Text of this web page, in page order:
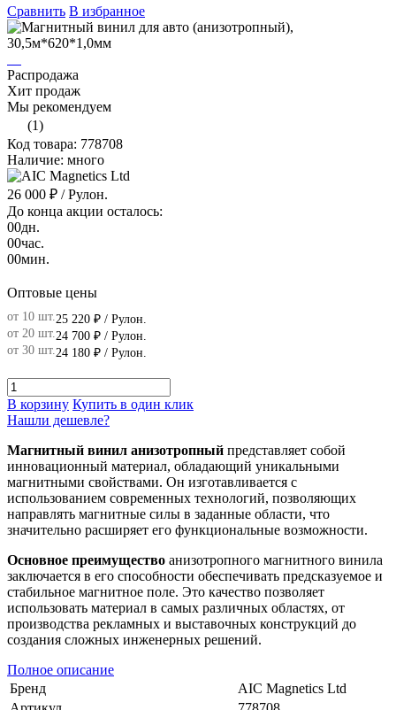
Сравнить В избранное
Распродажа
Хит продаж
Мы рекомендуем
(1)
Код товара: 778708
Наличие: много
26 000 ₽ / Рулон.
До конца акции осталось:
00дн.
00час.
00мин.
Оптовые цены
от 10 шт. 25 220 ₽ / Рулон.
от 20 шт. 24 700 ₽ / Рулон.
от 30 шт. 24 180 ₽ / Рулон.
В корзину Купить в один клик
Нашли дешевле?
Магнитный винил анизотропный представляет собой
инновационный материал, обладающий уникальными
магнитными свойствами. Он изготавливается с
использованием современных технологий, позволяющих
направлять магнитные силы в заданные области, что
значительно расширяет его функциональные возможности.
Основное преимущество анизотропного магнитного винила
заключается в его способности обеспечивать предсказуемое и
стабильное магнитное поле. Это качество позволяет
использовать материал в самых различных областях, от
производства рекламных и выставочных конструкций до
создания сложных инженерных решений.
Полное описание
Бренд
AIC Magnetics Ltd